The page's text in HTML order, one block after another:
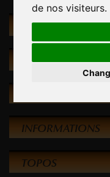
de nos visiteurs.
MATÉRIEL
PROMOTIONS
INFORMATIONS
TOPOS